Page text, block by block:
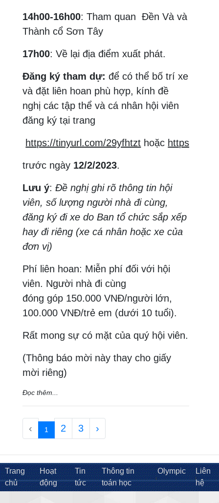
14h00-16h00: Tham quan Đền Và và
Thành cổ Sơn Tây
17h00: Về lại địa điểm xuất phát.
Đăng ký tham dự: để có thể bố trí xe
và đặt liên hoan phù hợp, kính đề
nghị các tập thể và cá nhân hội viên
đăng ký tại trang
https://tinyurl.com/29yfhtzt hoặc https://
trước ngày 12/2/2023.
Lưu ý:Đề nghị ghi rõ thông tin hội
viên, số lượng người nhà đi cùng,
đăng ký đi xe do Ban tổ chức sắp xếp
hay đi riêng (xe cá nhân hoặc xe của
đơn vị)
Phí liên hoan: Miễn phí đối với hội
viên. Người nhà đi cùng
đóng góp 150.000 VNĐ/người lớn,
100.000 VNĐ/trẻ em (dưới 10 tuổi).
Rất mong sự có mặt của quý hội viên.
(Thông báo mời này thay cho giấy
mời riêng)
Đọc thêm...
‹ 1 2 3 ›
Trang
chủ
Hoạt
động
Tin
tức
Thông tin
toán học
Olympic
Liên
hệ